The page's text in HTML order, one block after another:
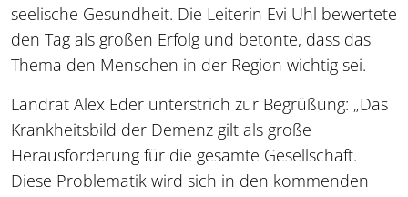
seelische Gesundheit. Die Leiterin Evi Uhl bewertete
den Tag als großen Erfolg und betonte, dass das
Thema den Menschen in der Region wichtig sei.
Landrat Alex Eder unterstrich zur Begrüßung: „Das
Krankheitsbild der Demenz gilt als große
Herausforderung für die gesamte Gesellschaft.
Diese Problematik wird sich in den kommenden